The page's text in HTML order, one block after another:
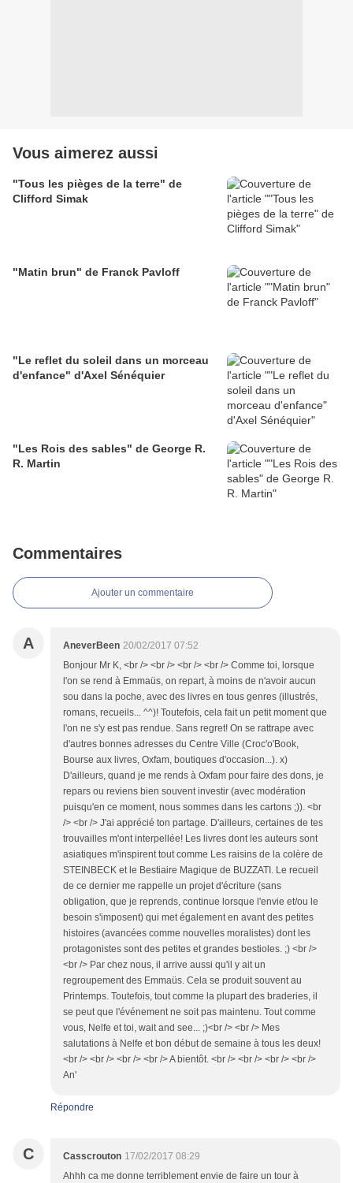
Vous aimerez aussi
"Tous les pièges de la terre" de
Clifford Simak
"Matin brun" de Franck Pavloff
"Le reflet du soleil dans un morceau
d'enfance" d'Axel Sénéquier
"Les Rois des sables" de George R.
R. Martin
Commentaires
Ajouter un commentaire
A AneverBeen 20/02/2017 07:52
Bonjour Mr K, <br /> <br /> <br /> <br /> Comme toi, lorsque
l'on se rend à Emmaüs, on repart, à moins de n'avoir aucun
sou dans la poche, avec des livres en tous genres (illustrés,
romans, recueils... ^^)! Toutefois, cela fait un petit moment que
l'on ne s'y est pas rendue. Sans regret! On se rattrape avec
d'autres bonnes adresses du Centre Ville (Croc'o'Book,
Bourse aux livres, Oxfam, boutiques d'occasion...). x)
D'ailleurs, quand je me rends à Oxfam pour faire des dons, je
repars ou reviens bien souvent investir (avec modération
puisqu'en ce moment, nous sommes dans les cartons ;)). <br
/> <br /> J'ai apprécié ton partage. D'ailleurs, certaines de tes
trouvailles m'ont interpellée! Les livres dont les auteurs sont
asiatiques m'inspirent tout comme Les raisins de la colère de
STEINBECK et le Bestiaire Magique de BUZZATI. Le recueil
de ce dernier me rappelle un projet d'écriture (sans
obligation, que je reprends, continue lorsque l'envie et/ou le
besoin s'imposent) qui met également en avant des petites
histoires (avancées comme nouvelles moralistes) dont les
protagonistes sont des petites et grandes bestioles. ;) <br />
<br /> Par chez nous, il arrive aussi qu'il y ait un
regroupement des Emmaüs. Cela se produit souvent au
Printemps. Toutefois, tout comme la plupart des braderies, il
se peut que l'événement ne soit pas maintenu. Tout comme
vous, Nelfe et toi, wait and see... ;)<br /> <br /> Mes
salutations à Nelfe et bon début de semaine à tous les deux!
<br /> <br /> <br /> <br /> A bientôt. <br /> <br /> <br /> <br />
An'
Répondre
C Casscrouton 17/02/2017 08:29
Ahhh ca me donne terriblement envie de faire un tour à